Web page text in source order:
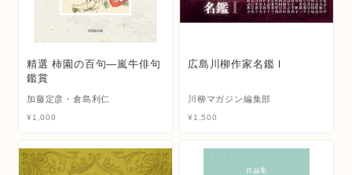
精選 柿園の百句―嵐牛俳句
鑑賞
加藤定彦・倉島利仁
¥1,000
広島川柳作家名鑑Ⅰ
川柳マガジン編集部
¥1,500